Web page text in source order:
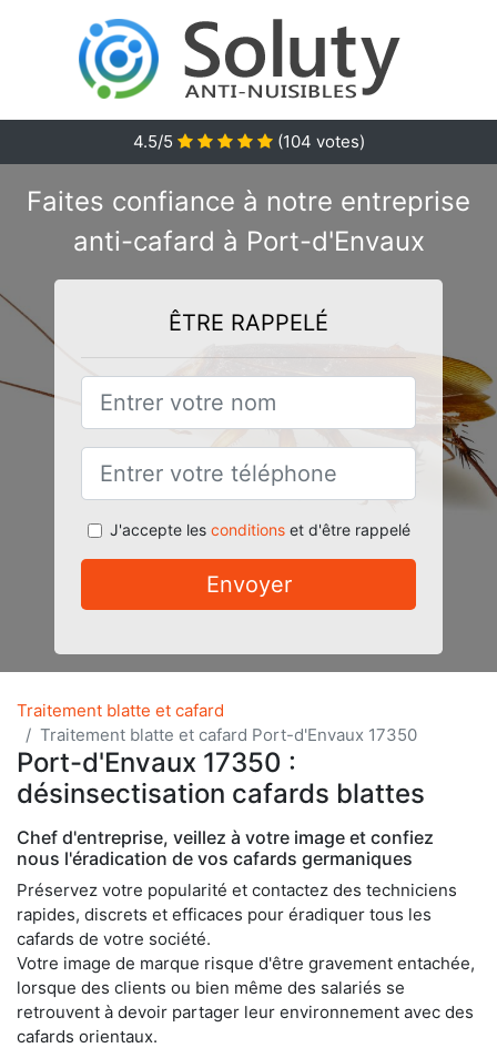
4.5/5 (104 votes)
Faites confiance à notre entreprise
anti-cafard à Port-d'Envaux
ÊTRE RAPPELÉ
J'accepte les conditionset d'être rappelé
Envoyer
Traitement blatte et cafard
Traitement blatte et cafard Port-d'Envaux 17350
Port-d'Envaux 17350 :
désinsectisation cafards blattes
Chef d'entreprise, veillez à votre image et confiez
nous l'éradication de vos cafards germaniques
Préservez votre popularité et contactez des techniciens
rapides, discrets et efficaces pour éradiquer tous les
cafards de votre société.
Votre image de marque risque d'être gravement entachée,
lorsque des clients ou bien même des salariés se
retrouvent à devoir partager leur environnement avec des
cafards orientaux.